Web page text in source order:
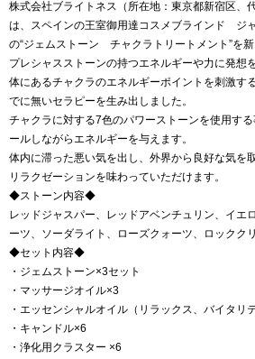
株式会社ブライトネス（所在地：東京都新宿区、
は、スペインの王室御用達コスメブラインド ジ
の“ジェムストーン チャクラトリートメント”を新
プレシャスストーンの持つエネルギーや力に発想
体にあるチャクラのエネルギーポイントを刺激す
でに無いセラピーを生み出しました。
チャクラに対する7色のパワーストーンを使用す
ールしながらエネルギーを与えます。
体内に滞った悪い気を出し、外界から良好な気を
リラクゼーションを味わっていただけます。
◆ストーン内容◆
レッドジャスパー、レッドアベンチュリン、イエ
ーツ、ソーダライト、ローズクォーツ、ロックク
◆セット内容◆
・ジェムストーン×3セット
・マッサージオイル×3
・エッセンシャルオイル（リラックス、バイタリ
・キャンドル×6
・浄化用クラスター ×6